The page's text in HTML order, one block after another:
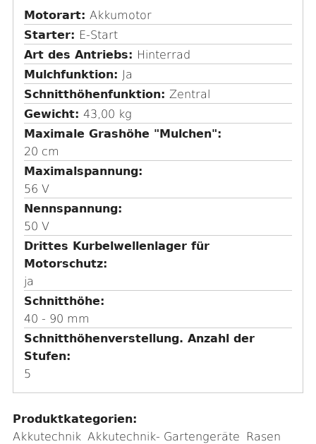
u
s
b
l
e
n
d
e
n
Motorart: Akkumotor
Starter: E-Start
Art des Antriebs: Hinterrad
Mulchfunktion: Ja
Schnitthöhenfunktion: Zentral
Gewicht: 43,00 kg
Maximale Grashöhe "Mulchen"
20 cm
Maximalspannung
56 V
Nennspannung
50 V
Drittes Kurbelwellenlager für
Motorschutz
ja
Schnitthöhe
40 - 90 mm
Schnitthöhenverstellung. Anzahl der
Stufen
5
Produktkategorien:
Akkutechnik Akkutechnik- Gartengeräte
Rasen